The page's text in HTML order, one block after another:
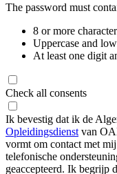
The password must
8 or more
Uppercase and
At least one digit
Check all consents
Ik bevestig dat ik de
Opleidingsdienst van
vormt om contact met
telefonische
geaccepteerd. Ik begrijp